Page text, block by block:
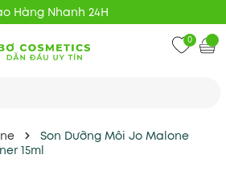
Hàng Nhanh 24H
0
Son Dưỡng Môi Jo Malone
15ml